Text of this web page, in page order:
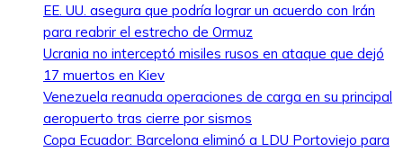
EE. UU. asegura que podría lograr un acuerdo con Irán
para reabrir el estrecho de Ormuz
Ucrania no interceptó misiles rusos en ataque que dejó
17 muertos en Kiev
Venezuela reanuda operaciones de carga en su principal
aeropuerto tras cierre por sismos
Copa Ecuador: Barcelona eliminó a LDU Portoviejo para